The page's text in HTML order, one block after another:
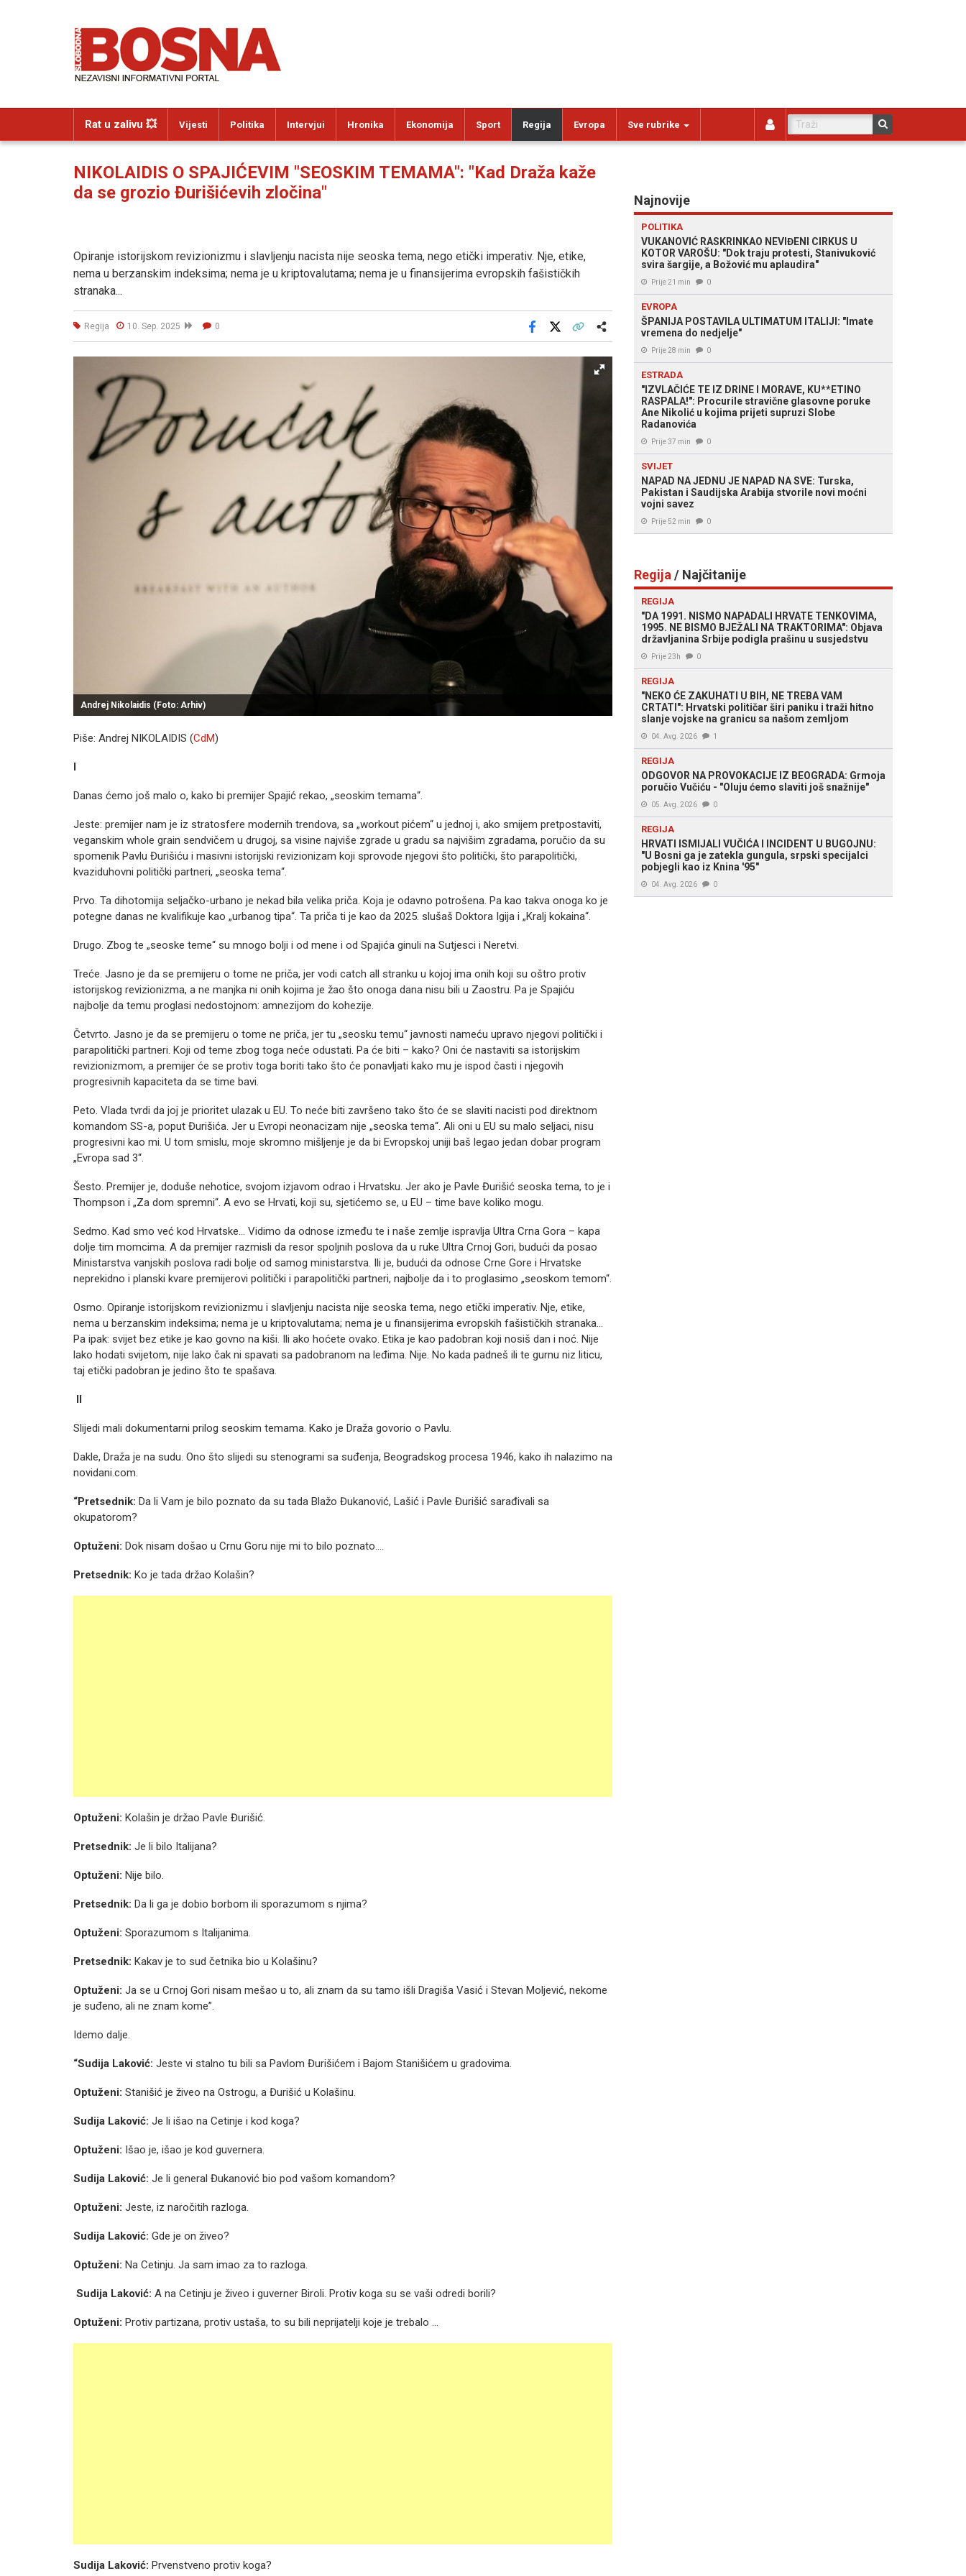
Rat u zalivu 💥 Vijesti Politika Intervjui Hronika Ekonomija Sport Regija Evropa Sve rubrike
NIKOLAIDIS O SPAJIĆEVIM "SEOSKIM TEMAMA": "Kad Draža kaže
da se grozio Đurišićevih zločina"
Opiranje istorijskom revizionizmu i slavljenju nacista nije seoska tema, nego etički imperativ. Nje, etike,
nema u berzanskim indeksima; nema je u kriptovalutama; nema je u finansijerima evropskih fašističkih
stranaka...
Regija 10. Sep. 2025 0
Facebook
Andrej Nikolaidis (Foto: Arhiv)
Piše: Andrej NIKOLAIDIS (CdM)
I
Danas ćemo još malo o, kako bi premijer Spajić rekao, „seoskim temama“.
Jeste: premijer nam je iz stratosfere modernih trendova, sa „workout pićem“ u jednoj i, ako smijem pretpostaviti,
veganskim whole grain sendvičem u drugoj, sa visine najviše zgrade u gradu sa najvišim zgradama, poručio da su
spomenik Pavlu Đurišiću i masivni istorijski revizionizam koji sprovode njegovi što politički, što parapolitički,
kvaziduhovni politički partneri, „seoska tema“.
Prvo. Ta dihotomija seljačko-urbano je nekad bila velika priča. Koja je odavno potrošena. Pa kao takva onoga ko je
potegne danas ne kvalifikuje kao „urbanog tipa“. Ta priča ti je kao da 2025. slušaš Doktora Igija i „Kralj kokaina“.
Drugo. Zbog te „seoske teme“ su mnogo bolji i od mene i od Spajića ginuli na Sutjesci i Neretvi.
Treće. Jasno je da se premijeru o tome ne priča, jer vodi catch all stranku u kojoj ima onih koji su oštro protiv
istorijskog revizionizma, a ne manjka ni onih kojima je žao što onoga dana nisu bili u Zaostru. Pa je Spajiću
najbolje da temu proglasi nedostojnom: amnezijom do kohezije.
Četvrto. Jasno je da se premijeru o tome ne priča, jer tu „seosku temu“ javnosti nameću upravo njegovi politički i
parapolitički partneri. Koji od teme zbog toga neće odustati. Pa će biti – kako? Oni će nastaviti sa istorijskim
revizionizmom, a premijer će se protiv toga boriti tako što će ponavljati kako mu je ispod časti i njegovih
progresivnih kapaciteta da se time bavi.
Peto. Vlada tvrdi da joj je prioritet ulazak u EU. To neće biti završeno tako što će se slaviti nacisti pod direktnom
komandom SS-a, poput Đurišića. Jer u Evropi neonacizam nije „seoska tema“. Ali oni u EU su malo seljaci, nisu
progresivni kao mi. U tom smislu, moje skromno mišljenje je da bi Evropskoj uniji baš legao jedan dobar program
„Evropa sad 3“.
Šesto. Premijer je, doduše nehotice, svojom izjavom odrao i Hrvatsku. Jer ako je Pavle Đurišić seoska tema, to je i
Thompson i „Za dom spremni“. A evo se Hrvati, koji su, sjetićemo se, u EU – time bave koliko mogu.
Sedmo. Kad smo već kod Hrvatske… Vidimo da odnose između te i naše zemlje ispravlja Ultra Crna Gora – kapa
dolje tim momcima. A da premijer razmisli da resor spoljnih poslova da u ruke Ultra Crnoj Gori, budući da posao
Ministarstva vanjskih poslova radi bolje od samog ministarstva. Ili je, budući da odnose Crne Gore i Hrvatske
neprekidno i planski kvare premijerovi politički i parapolitički partneri, najbolje da i to proglasimo „seoskom temom“.
Osmo. Opiranje istorijskom revizionizmu i slavljenju nacista nije seoska tema, nego etički imperativ. Nje, etike,
nema u berzanskim indeksima; nema je u kriptovalutama; nema je u finansijerima evropskih fašističkih stranaka…
Pa ipak: svijet bez etike je kao govno na kiši. Ili ako hoćete ovako. Etika je kao padobran koji nosiš dan i noć. Nije
lako hodati svijetom, nije lako čak ni spavati sa padobranom na leđima. Nije. No kada padneš ili te gurnu niz liticu,
taj etički padobran je jedino što te spašava.
II
Slijedi mali dokumentarni prilog seoskim temama. Kako je Draža govorio o Pavlu.
Dakle, Draža je na sudu. Ono što slijedi su stenogrami sa suđenja, Beogradskog procesa 1946, kako ih nalazimo na
novidani.com.
“Pretsednik: Da li Vam je bilo poznato da su tada Blažo Đukanović, Lašić i Pavle Đurišić sarađivali sa
okupatorom?
Optuženi: Dok nisam došao u Crnu Goru nije mi to bilo poznato….
Pretsednik: Ko je tada držao Kolašin?
Optuženi: Kolašin je držao Pavle Đurišić.
Pretsednik: Je li bilo Italijana?
Optuženi: Nije bilo.
Pretsednik: Da li ga je dobio borbom ili sporazumom s njima?
Optuženi: Sporazumom s Italijanima.
Pretsednik: Kakav je to sud četnika bio u Kolašinu?
Optuženi: Ja se u Crnoj Gori nisam mešao u to, ali znam da su tamo išli Dragiša Vasić i Stevan Moljević, nekome
je suđeno, ali ne znam kome”.
Idemo dalje.
“Sudija Laković: Jeste vi stalno tu bili sa Pavlom Đurišićem i Bajom Stanišićem u gradovima.
Optuženi: Stanišić je živeo na Ostrogu, a Đurišić u Kolašinu.
Sudija Laković: Je li išao na Cetinje i kod koga?
Optuženi: Išao je, išao je kod guvernera.
Sudija Laković: Je li general Đukanović bio pod vašom komandom?
Optuženi: Jeste, iz naročitih razloga.
Sudija Laković: Gde je on živeo?
Optuženi: Na Cetinju. Ja sam imao za to razloga.
Sudija Laković: A na Cetinju je živeo i guverner Biroli. Protiv koga su se vaši odredi borili?
Optuženi: Protiv partizana, protiv ustaša, to su bili neprijatelji koje je trebalo …
Sudija Laković: Prvenstveno protiv koga?
Najnovije
POLITIKA
VUKANOVIĆ RASKRINKAO NEVIĐENI CIRKUS U
KOTOR VAROŠU: "Dok traju protesti, Stanivuković
svira šargije, a Božović mu aplaudira"
Prije 21 min 0
EVROPA
ŠPANIJA POSTAVILA ULTIMATUM ITALIJI: "Imate
vremena do nedjelje"
Prije 28 min 0
ESTRADA
"IZVLAČIĆE TE IZ DRINE I MORAVE, KU**ETINO
RASPALA!": Procurile stravične glasovne poruke
Ane Nikolić u kojima prijeti supruzi Slobe
Radanovića
Prije 37 min 0
SVIJET
NAPAD NA JEDNU JE NAPAD NA SVE: Turska,
Pakistan i Saudijska Arabija stvorile novi moćni
vojni savez
Prije 52 min 0
Regija / Najčitanije
REGIJA
"DA 1991. NISMO NAPADALI HRVATE TENKOVIMA,
1995. NE BISMO BJEŽALI NA TRAKTORIMA": Objava
državljanina Srbije podigla prašinu u susjedstvu
Prije 23h 0
REGIJA
"NEKO ĆE ZAKUHATI U BIH, NE TREBA VAM
CRTATI": Hrvatski političar širi paniku i traži hitno
slanje vojske na granicu sa našom zemljom
04. Avg. 2026 1
REGIJA
ODGOVOR NA PROVOKACIJE IZ BEOGRADA: Grmoja
poručio Vučiću - "Oluju ćemo slaviti još snažnije"
05. Avg. 2026 0
REGIJA
HRVATI ISMIJALI VUČIĆA I INCIDENT U BUGOJNU:
"U Bosni ga je zatekla gungula, srpski specijalci
pobjegli kao iz Knina '95"
04. Avg. 2026 0